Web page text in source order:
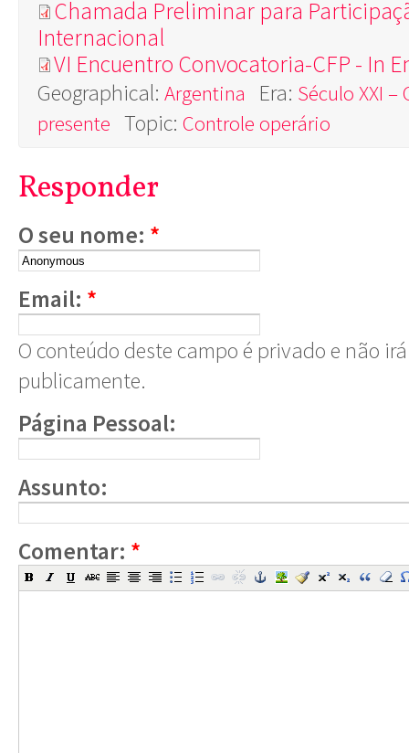
Chamada Preliminar para
Internacional
VI Encuentro Convocatoria-CFP - In
Geographical: Argentina Era: Século XXI
presente Topic: Controle operário
Responder
O seu nome: *
Email: *
O conteúdo deste campo é privado e não
publicamente.
Página Pessoal:
Assunto:
Comentar: *